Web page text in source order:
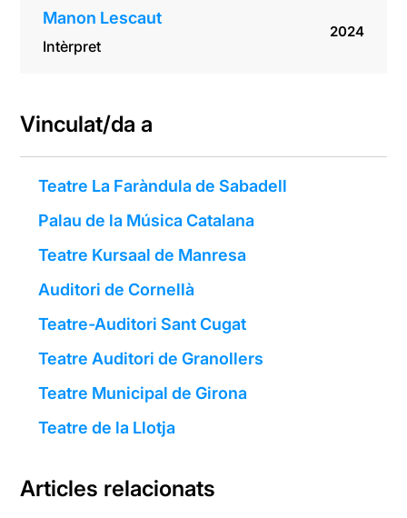
Manon Lescaut
Intèrpret
2024
Vinculat/da a
Teatre La Faràndula de Sabadell
Palau de la Música Catalana
Teatre Kursaal de Manresa
Auditori de Cornellà
Teatre-Auditori Sant Cugat
Teatre Auditori de Granollers
Teatre Municipal de Girona
Teatre de la Llotja
Articles relacionats